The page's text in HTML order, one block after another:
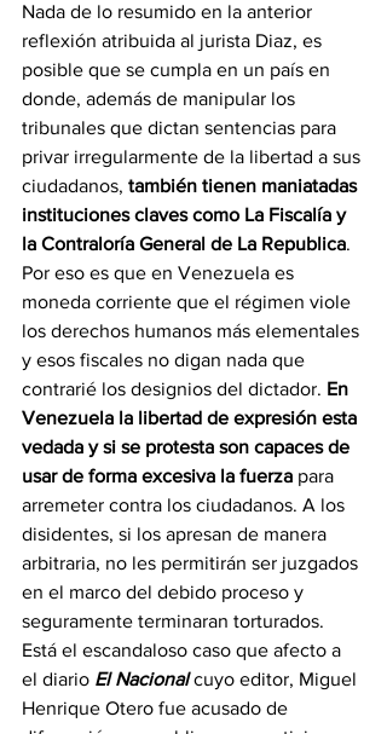
Nada de lo resumido en la anterior
reflexión atribuida al jurista Diaz, es
posible que se cumpla en un país en
donde, además de manipular los
tribunales que dictan sentencias para
privar irregularmente de la libertad a sus
ciudadanos, también tienen maniatadas
instituciones claves como La Fiscalía y
la Contraloría General de La Republica.
Por eso es que en Venezuela es
moneda corriente que el régimen viole
los derechos humanos más elementales
y esos fiscales no digan nada que
contrarié los designios del dictador. En
Venezuela la libertad de expresión esta
vedada y si se protesta son capaces de
usar de forma excesiva la fuerza para
arremeter contra los ciudadanos. A los
disidentes, si los apresan de manera
arbitraria, no les permitirán ser juzgados
en el marco del debido proceso y
seguramente terminaran torturados.
Está el escandaloso caso que afecto a
el diario El Nacional cuyo editor, Miguel
Henrique Otero fue acusado de